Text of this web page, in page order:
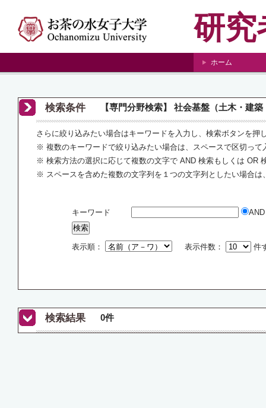
研究
ホーム
検索条件 【専門分野検索】 社会基盤（土木・建
さらに絞り込みたい場合はキーワードを入力し、検索ボタンを
※ 複数のキーワードで絞り込みたい場合は、スペースで区切って
※ 検索方法の選択に応じて複数の文字で AND 検索もしくは OR
※ スペースを含めた複数の文字列を１つの文字列としたい場合
キーワード
表示順： 表示件数： 件
検索結果 0件